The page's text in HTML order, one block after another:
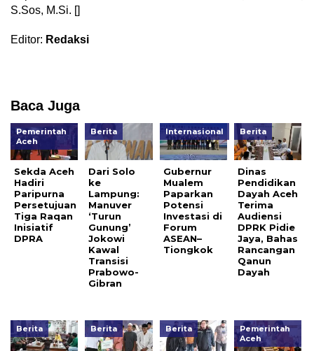
S.Sos, M.Si. []
Editor: Redaksi
Baca Juga
Pemerintah
Aceh
Sekda Aceh
Hadiri
Paripurna
Persetujuan
Tiga Raqan
Inisiatif
DPRA
Berita
Dari Solo
ke
Lampung:
Manuver
‘Turun
Gunung’
Jokowi
Kawal
Transisi
Prabowo-
Gibran
Internasional
Gubernur
Mualem
Paparkan
Potensi
Investasi di
Forum
ASEAN–
Tiongkok
Berita
Dinas
Pendidikan
Dayah Aceh
Terima
Audiensi
DPRK Pidie
Jaya, Bahas
Rancangan
Qanun
Dayah
Berita Berita Berita
Pemerintah
Aceh